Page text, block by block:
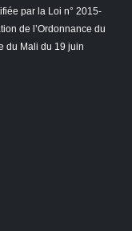
par la Loi n° 2015-
de l’Ordonnance du
du Mali du 19 juin